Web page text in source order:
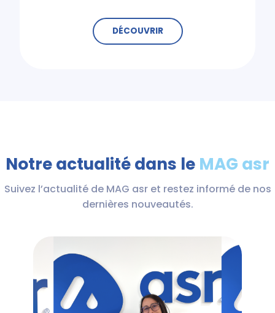
DÉCOUVRIR
Notre actualité dans le MAG asr
Suivez l’actualité de MAG asr et restez informé de nos
dernières nouveautés.